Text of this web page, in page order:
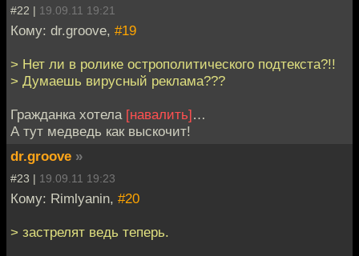
#22 | 19.09.11 19:21
Кому: dr.groove, #19
> Нет ли в ролике острополитического подтекста?!!
> Думаешь вирусный реклама???
Гражданка хотела [навалить]…
А тут медведь как выскочит!
dr.groove »
#23 | 19.09.11 19:23
Кому: Rimlyanin, #20
> застрелят ведь теперь.